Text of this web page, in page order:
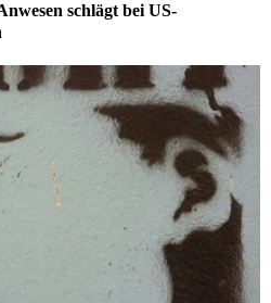
schlägt bei US-